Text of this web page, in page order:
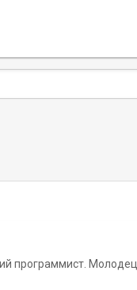
программист. Молодец.